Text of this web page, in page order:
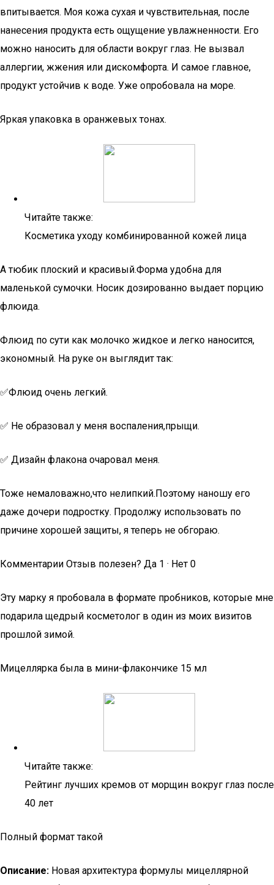
впитывается. Моя кожа сухая и чувствительная, после
нанесения продукта есть ощущение увлажненности. Его
можно наносить для области вокруг глаз. Не вызвал
аллергии, жжения или дискомфорта. И самое главное,
продукт устойчив к воде. Уже опробовала на море.
Яркая упаковка в оранжевых тонах.
Читайте также:
Косметика уходу комбинированной кожей лица
А тюбик плоский и красивый.Форма удобна для
маленькой сумочки. Носик дозированно выдает порцию
флюида.
Флюид по сути как молочко жидкое и легко наносится,
экономный. На руке он выглядит так:
✅Флюид очень легкий.
✅ Не образовал у меня воспаления,прыщи.
✅ Дизайн флакона очаровал меня.
Тоже немаловажно,что нелипкий.Поэтому наношу его
даже дочери подростку. Продолжу использовать по
причине хорошей защиты, я теперь не обгораю.
Комментарии Отзыв полезен? Да 1 · Нет 0
Эту марку я пробовала в формате пробников, которые мне
подарила щедрый косметолог в один из моих визитов
прошлой зимой.
Мицеллярка была в мини-флакончике 15 мл
Читайте также:
Рейтинг лучших кремов от морщин вокруг глаз после
40 лет
Полный формат такой
Описание: Новая архитектура формулы мицеллярной